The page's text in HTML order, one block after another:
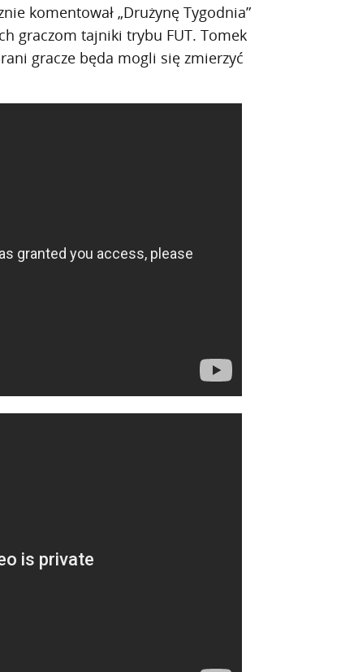
komentował „Drużynę Tygodnia”
graczom tajniki trybu FUT. Tomek
gracze będa mogli się zmierzyć